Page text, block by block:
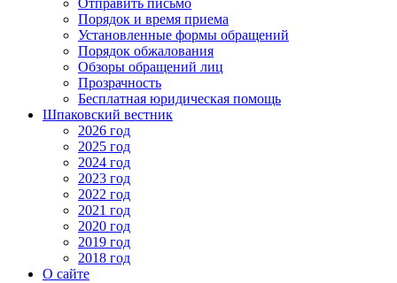
Отправить письмо
Порядок и время приема
Установленные формы обращений
Порядок обжалования
Обзоры обращений лиц
Прозрачность
Бесплатная юридическая помощь
Шпаковский вестник
2026 год
2025 год
2024 год
2023 год
2022 год
2021 год
2020 год
2019 год
2018 год
О сайте